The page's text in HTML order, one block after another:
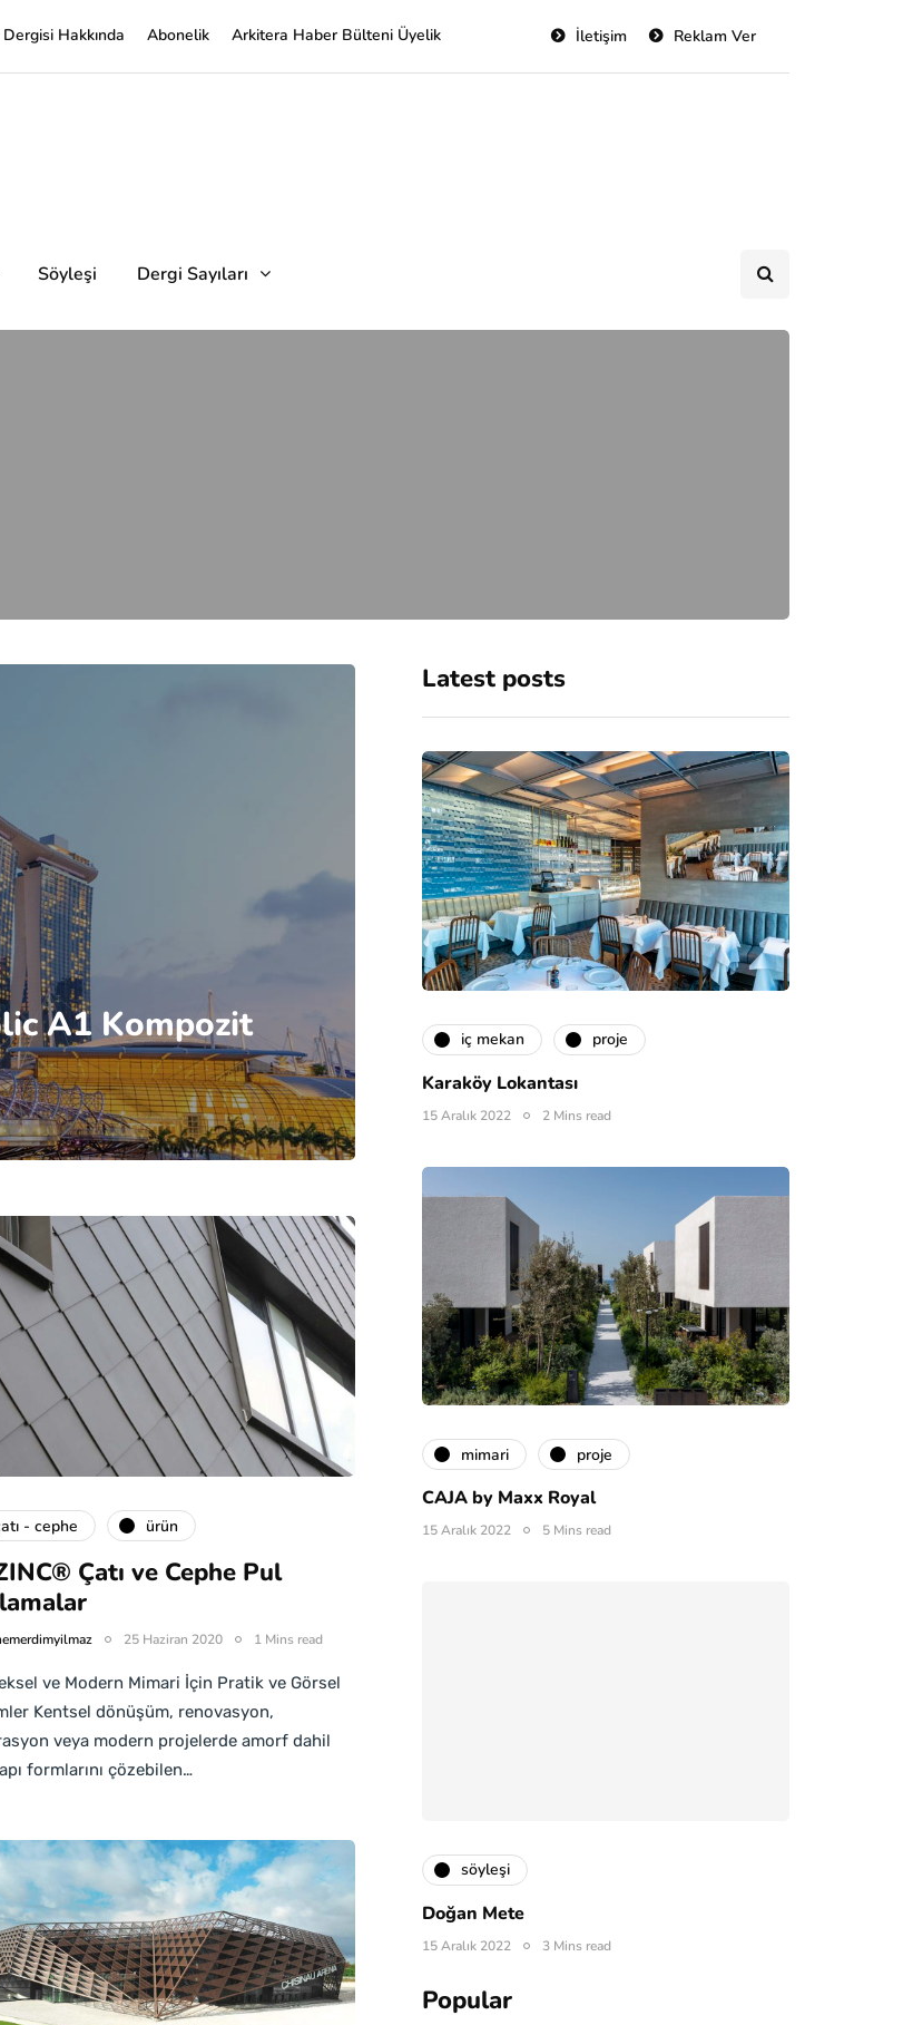
Hakkında Abonelik Arkitera Haber Bülteni Üyelik Reklam Ver
İletişim
Söyleşi Dergi Sayıları
A1 Kompozit
- cephe ürün
Çatı ve Cephe Pul
25 Haziran 2020 1 Mins read
ve Modern Mimari İçin Pratik ve Görsel
Kentsel dönüşüm, renovasyon,
veya modern projelerde amorf dahil
formlarını çözebilen…
Latest posts
i̇ç mekan proje
Karaköy Lokantası
15 Aralık 2022 2 Mins read
mimari proje
CAJA by Maxx Royal
15 Aralık 2022 5 Mins read
söyleşi
Doğan Mete
15 Aralık 2022 3 Mins read
Popular